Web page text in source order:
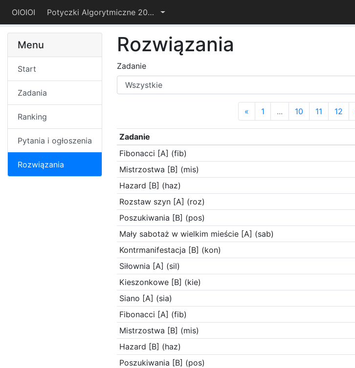
OIOIOI Potyczki Algorytmiczne 2015
Menu
Start
Zadania
Ranking
Pytania i ogłoszenia
Rozwiązania
Rozwiązania
Zadanie
« 1 ... 10 11 12
Zadanie
Fibonacci [A] (fib)
Mistrzostwa [B] (mis)
Hazard [B] (haz)
Rozstaw szyn [A] (roz)
Poszukiwania [B] (pos)
Mały sabotaż w wielkim mieście [A] (sab)
Kontrmanifestacja [B] (kon)
Siłownia [A] (sil)
Kieszonkowe [B] (kie)
Siano [A] (sia)
Fibonacci [A] (fib)
Mistrzostwa [B] (mis)
Hazard [B] (haz)
Poszukiwania [B] (pos)